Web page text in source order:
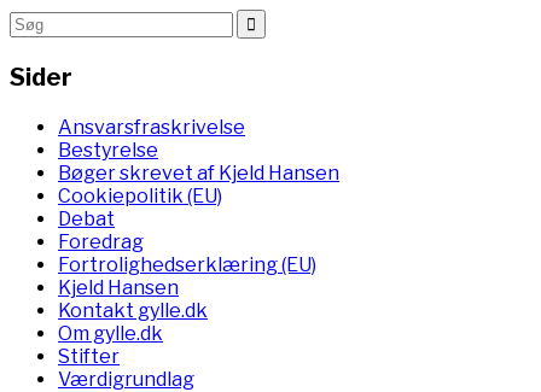
Sider
Ansvarsfraskrivelse
Bestyrelse
Bøger skrevet af Kjeld Hansen
Cookiepolitik (EU)
Debat
Foredrag
Fortrolighedserklæring (EU)
Kjeld Hansen
Kontakt gylle.dk
Om gylle.dk
Stifter
Værdigrundlag